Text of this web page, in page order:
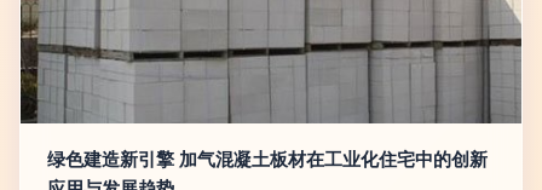
绿色建造新引擎 加气混凝土板材在工业化住宅中的创新